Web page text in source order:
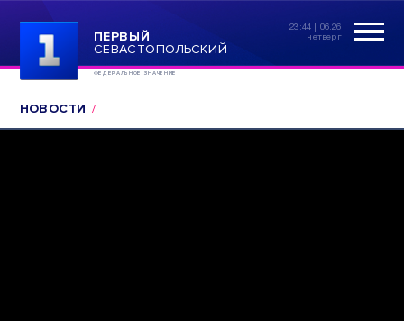
ПЕРВЫЙ
СЕВАСТОПОЛЬСКИЙ
ФЕДЕРАЛЬНОЕ ЗНАЧЕНИЕ
23:44 | 06.26
четверг
НОВОСТИ